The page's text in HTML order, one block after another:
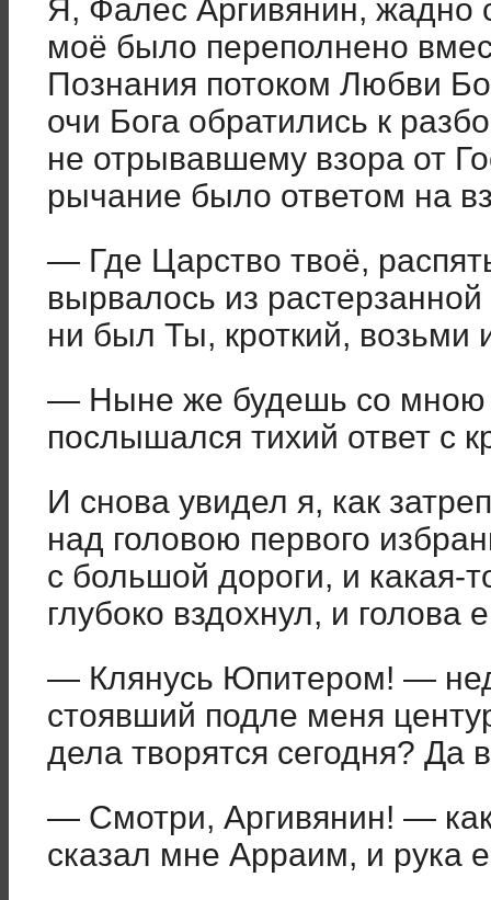
Я, Фалес Аргивянин, жадно
моё было переполнено
Познания потоком Любви
очи Бога обратились к
не отрывавшему взора от
рычание было ответом на
— Где Царство твоё,
вырвалось из
ни был Ты, кроткий, возьми
— Ныне же будешь со
послышался тихий ответ с
И снова увидел я, как
над головою первого
с большой дороги, и какая-
глубоко вздохнул, и голова
— Клянусь Юпитером! —
стоявший подле меня
дела творятся сегодня? Да
— Смотри, Аргивянин! —
сказал мне Арраим, и рука